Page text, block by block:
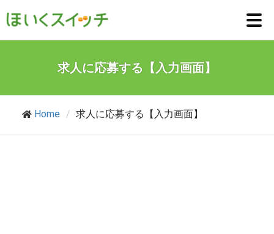
求人に応募する【入力画面】
Home / 求人に応募する【入力画面】